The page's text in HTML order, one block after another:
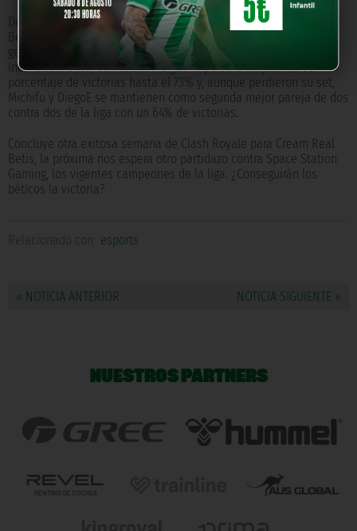
De esta forma, con otra victoria más en el bolsillo, el Cream Real
Betis consigue posicionarse en tercera posición de la tabla
general con un marcador global de 3 victorias y 2 derrotas.
Individualmente, SaintBelikin sigue imparable ampliando su
porcentaje de victorias hasta el 73% y, aunque perdieron su set,
Michifu y DiegoE se mantienen como segunda mejor pareja de dos
contra dos de la liga con un 64% de victorias.
Concluye otra exitosa semana de Clash Royale para Cream Real
Betis, la próxima nos espera otro partidazo contra Space Station
Gaming, los vigentes campeones de la liga. ¿Conseguirán los
béticos la victoria?
Relacionado con esports
« NOTICIA ANTERIOR NOTICIA SIGUIENTE »
NUESTROS PARTNERS